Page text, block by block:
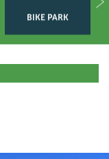
BIKE PARK